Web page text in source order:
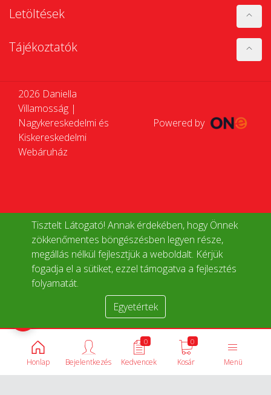
Tisztelt Látogató! Annak érdekében, hogy Önnek
zökkenőmentes böngészésben legyen része,
megállás nélkül fejlesztjük a weboldalt. Kérjük
fogadja el a sütiket, ezzel támogatva a fejlesztés
folyamatát.
Egyetértek
Letöltések
Tájékoztatók
2026 Daniella
Villamosság |
Nagykereskedelmi és
Kiskereskedelmi
Webáruház
Powered by
Honlap Menü
0
Kosár
0
Kedvencek
Bejelentkezés
Termékek összehasonlítása